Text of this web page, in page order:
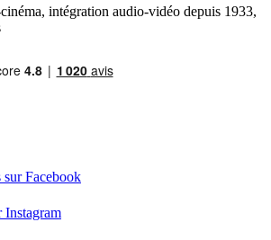
intégration audio-vidéo depuis 1933,
Facebook
Instagram